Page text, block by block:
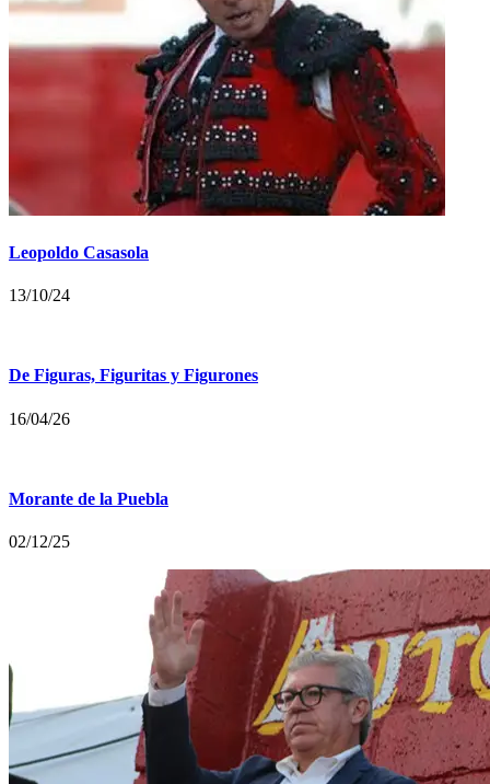
Leopoldo Casasola
13/10/24
De Figuras, Figuritas y Figurones
16/04/26
Morante de la Puebla
02/12/25